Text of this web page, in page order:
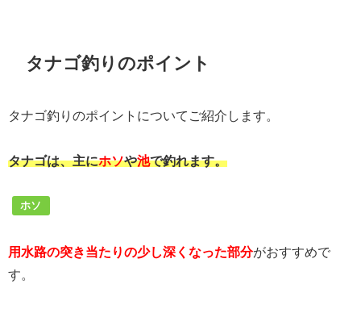
タナゴ釣りのポイント
タナゴ釣りのポイントについてご紹介します。
タナゴは、主にホソや池で釣れます。
ホソ
用水路の突き当たりの少し深くなった部分がおすすめで
す。